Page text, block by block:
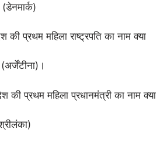
की प्रथम महिला राष्ट्रपति का नाम क्या
(अर्जेंटीना)।
की प्रथम महिला प्रधानमंत्री का नाम क्या